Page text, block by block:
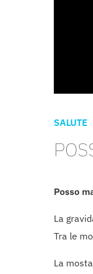
SALUTE
Posso
La
Tra le
La